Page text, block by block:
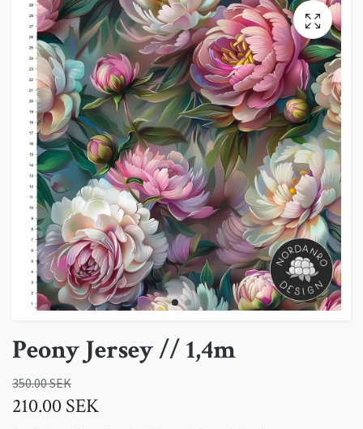
Peony Jersey // 1,4m
350.00 SEK
210.00 SEK